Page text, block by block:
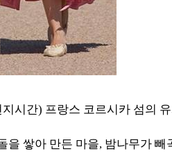
시간) 프랑스 코르시카 섬의
쌓아 만든 마을, 밤나무가